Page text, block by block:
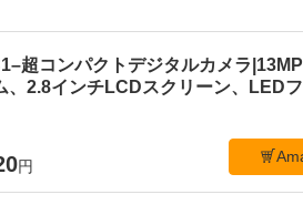
超コンパクトデジタルカメラ|13MP
、2.8インチLCDスクリーン、LED
円